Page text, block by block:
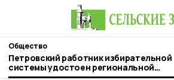
Общество
Петровский работник избирательной
системы удостоен региональной
награды